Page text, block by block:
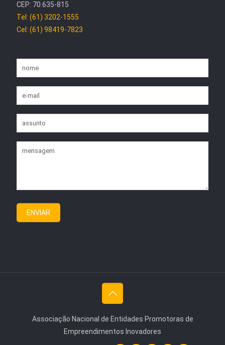
CEP: 70.635-815
Tel: (61) 3202-1555
Cel: (61) 98419-7823
Associação Nacional de Entidades Promotoras de
Empreendimentos Inovadores